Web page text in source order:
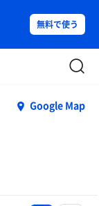
無料で使う
Google Map